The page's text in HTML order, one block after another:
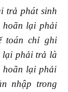
trả phát sinh
hoãn lại phải
toán chỉ ghi
lại phải trả là
hoãn lại phải
nhập trong